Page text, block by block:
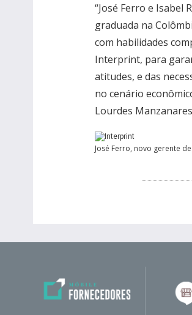
“José Ferro e Isabel
graduada na
com habilidades
Interprint, para
atitudes, e das
no cenário
Lourdes
José Ferro, novo gerente